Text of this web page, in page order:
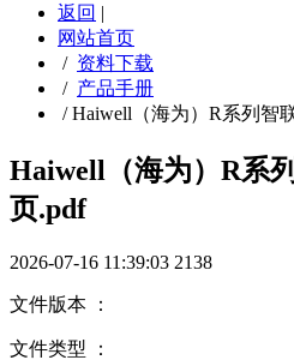
返回 |
网站首页
/ 资料下载
/ 产品手册
/Haiwell（海为）R系列智
Haiwell（海为）R系
页.pdf
2026-07-16 11:39:03 2138
文件版本 ：
文件类型 ：